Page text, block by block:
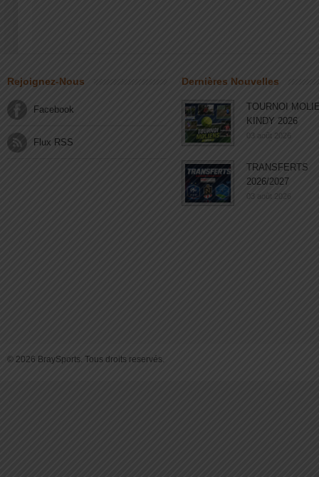
Rejoignez-Nous
Facebook
Flux RSS
Dernières Nouvelles
TOURNOI
KINDY 2026
03 août 2026
TRANSFERTS
2026/2027
03 août 2026
© 2026 BraySports. Tous droits reservés.